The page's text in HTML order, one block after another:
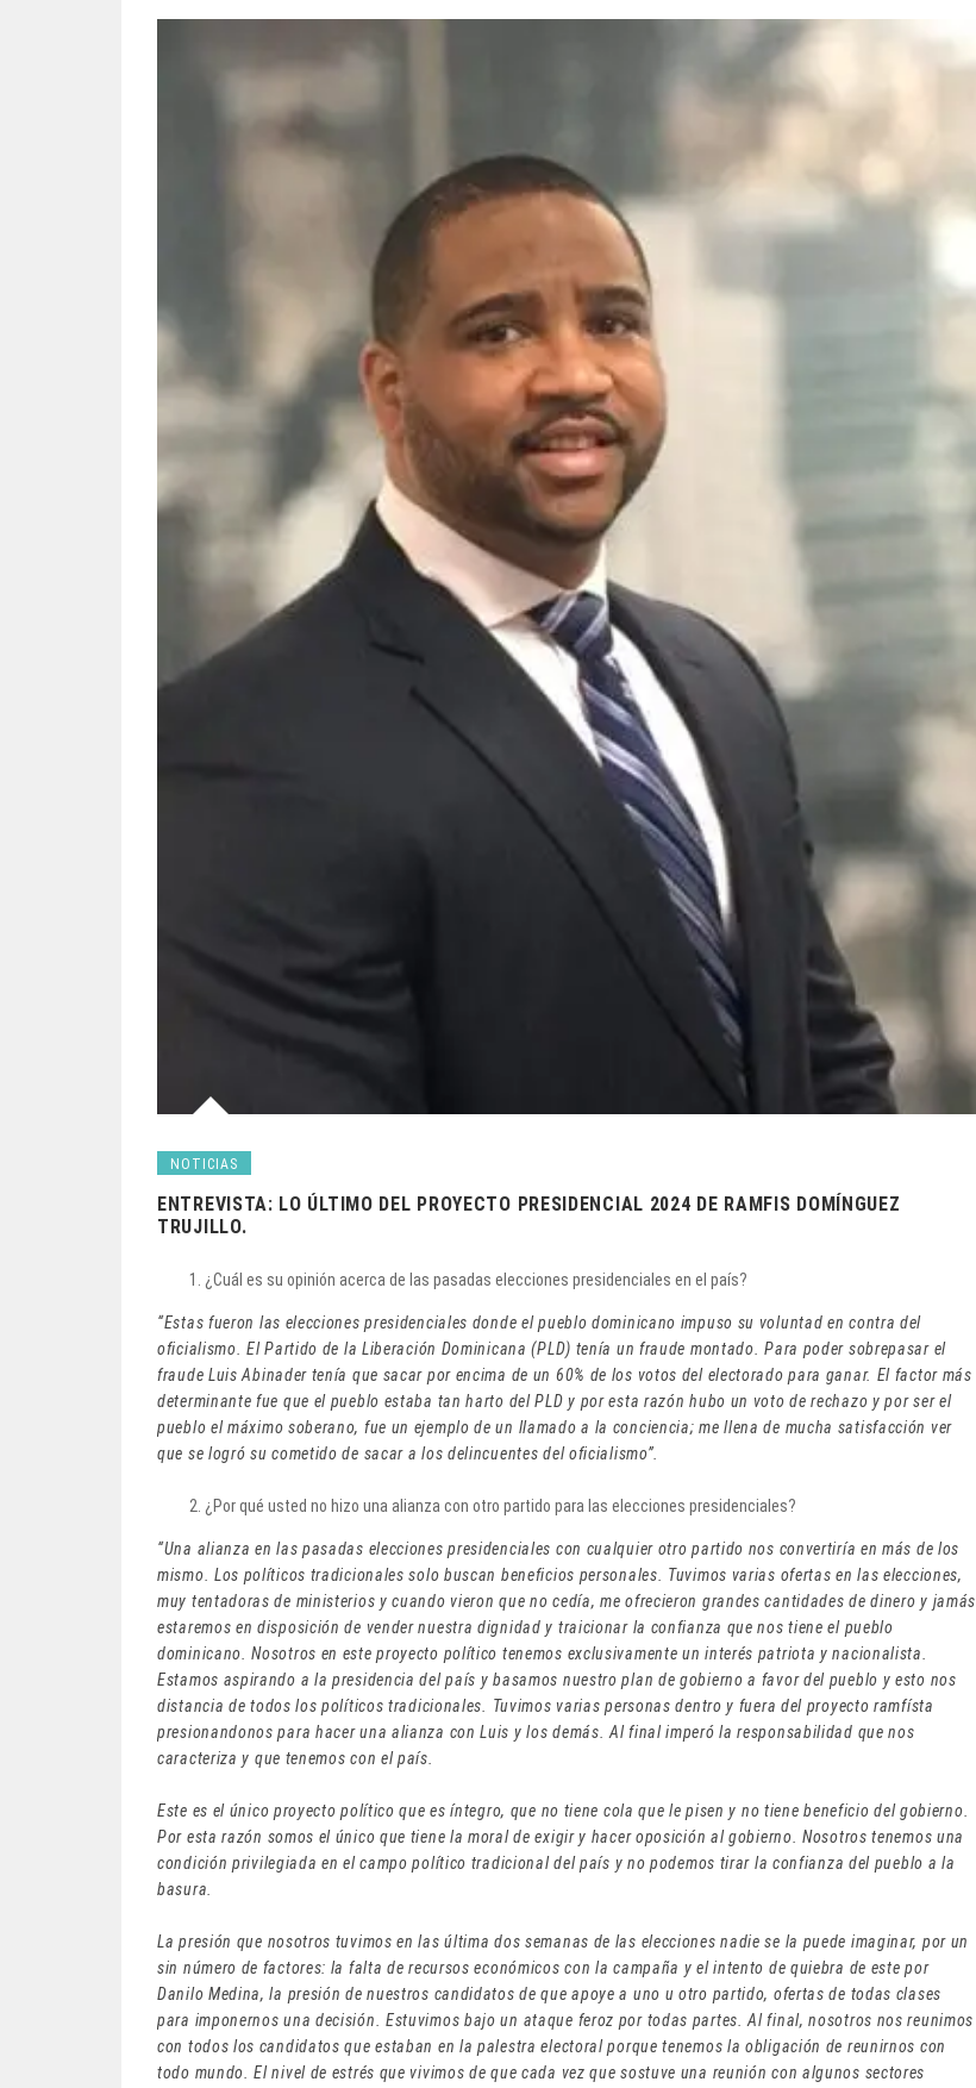
NOTICIAS
ENTREVISTA: LO ÚLTIMO DEL PROYECTO PRESIDENCIAL 2024 DE RAMFIS DOMÍNGUEZ
TRUJILLO.
¿Cuál es su opinión acerca de las pasadas elecciones presidenciales en el país?
“Estas fueron las elecciones presidenciales donde el pueblo dominicano impuso su voluntad en contra del
oficialismo. El Partido de la Liberación Dominicana (PLD) tenía un fraude montado. Para poder sobrepasar el
fraude Luis Abinader tenía que sacar por encima de un 60% de los votos del electorado para ganar. El factor más
determinante fue que el pueblo estaba tan harto del PLD y por esta razón hubo un voto de rechazo y por ser el
pueblo el máximo soberano, fue un ejemplo de un llamado a la conciencia; me llena de mucha satisfacción ver
que se logró su cometido de sacar a los delincuentes del oficialismo”.
¿Por qué usted no hizo una alianza con otro partido para las elecciones presidenciales?
“Una alianza en las pasadas elecciones presidenciales con cualquier otro partido nos convertiría en más de los
mismo. Los políticos tradicionales solo buscan beneficios personales. Tuvimos varias ofertas en las elecciones,
muy tentadoras de ministerios y cuando vieron que no cedía, me ofrecieron grandes cantidades de dinero y jamás
estaremos en disposición de vender nuestra dignidad y traicionar la confianza que nos tiene el pueblo
dominicano. Nosotros en este proyecto político tenemos exclusivamente un interés patriota y nacionalista.
Estamos aspirando a la presidencia del país y basamos nuestro plan de gobierno a favor del pueblo y esto nos
distancia de todos los políticos tradicionales. Tuvimos varias personas dentro y fuera del proyecto ramfísta
presionandonos para hacer una alianza con Luis y los demás. Al final imperó la responsabilidad que nos
caracteriza y que tenemos con el país.
Este es el único proyecto político que es íntegro, que no tiene cola que le pisen y no tiene beneficio del gobierno.
Por esta razón somos el único que tiene la moral de exigir y hacer oposición al gobierno. Nosotros tenemos una
condición privilegiada en el campo político tradicional del país y no podemos tirar la confianza del pueblo a la
basura.
La presión que nosotros tuvimos en las última dos semanas de las elecciones nadie se la puede imaginar, por un
sin número de factores: la falta de recursos económicos con la campaña y el intento de quiebra de este por
Danilo Medina, la presión de nuestros candidatos de que apoye a uno u otro partido, ofertas de todas clases
para imponernos una decisión. Estuvimos bajo un ataque feroz por todas partes. Al final, nosotros nos reunimos
con todos los candidatos que estaban en la palestra electoral porque tenemos la obligación de reunirnos con
todo mundo. El nivel de estrés que vivimos de que cada vez que sostuve una reunión con algunos sectores